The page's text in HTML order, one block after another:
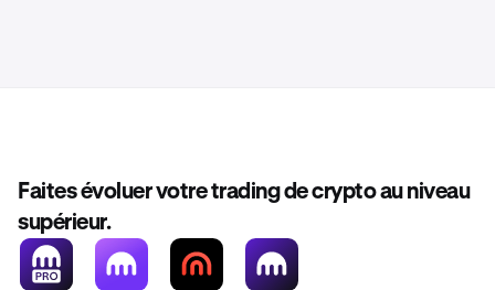
Faites évoluer votre trading de crypto au niveau
supérieur.